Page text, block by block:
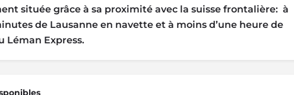
située grâce à sa proximité avec la suisse frontalière: à
de Lausanne en navette et à moins d’une heure de
Léman Express.